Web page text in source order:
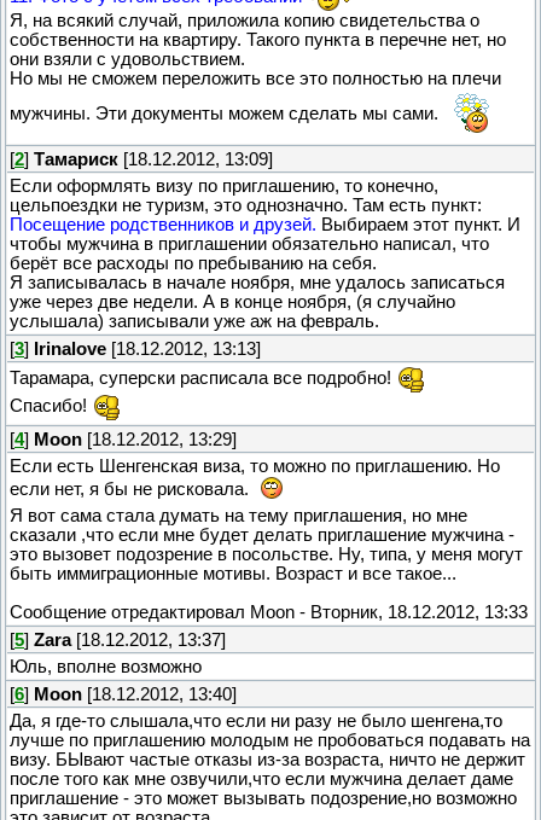
Я, на всякий случай, приложила копию свидетельства о
собственности на квартиру. Такого пункта в перечне нет, но
они взяли с удовольствием.
Но мы не сможем переложить все это полностью на плечи
мужчины. Эти документы можем сделать мы сами.
[2] Тамариск [18.12.2012, 13:09]
Если оформлять визу по приглашению, то конечно,
цельпоездки не туризм, это однозначно. Там есть пункт:
Посещение родственников и друзей. Выбираем этот пункт. И
чтобы мужчина в приглашении обязательно написал, что
берёт все расходы по пребыванию на себя.
Я записывалась в начале ноября, мне удалось записаться
уже через две недели. А в конце ноября, (я случайно
услышала) записывали уже аж на февраль.
[3] Irinalove [18.12.2012, 13:13]
Тарамара, суперски расписала все подробно!
Спасибо!
[4] Moon [18.12.2012, 13:29]
Если есть Шенгенская виза, то можно по приглашению. Но
если нет, я бы не рисковала.
Я вот сама стала думать на тему приглашения, но мне
сказали ,что если мне будет делать приглашение мужчина -
это вызовет подозрение в посольстве. Ну, типа, у меня могут
быть иммиграционные мотивы. Возраст и все такое...
Сообщение отредактировал Moon - Вторник, 18.12.2012, 13:33
[5] Zara[18.12.2012, 13:37]
Юль, вполне возможно
[6] Moon [18.12.2012, 13:40]
Да, я где-то слышала,что если ни разу не было шенгена,то
лучше по приглашению молодым не пробоваться подавать на
визу. БЫвают частые отказы из-за возраста, ничто не держит
после того как мне озвучили,что если мужчина делает даме
приглашение - это может вызывать подозрение,но возможно